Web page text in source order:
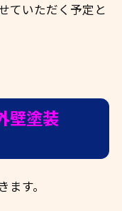
ていただく予定と
壁塗装
す。